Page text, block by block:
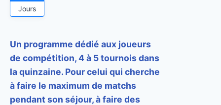
Jours
Un programme dédié aux joueurs
de compétition, 4 à 5 tournois dans
la quinzaine. Pour celui qui cherche
à faire le maximum de matchs
pendant son séjour, à faire des